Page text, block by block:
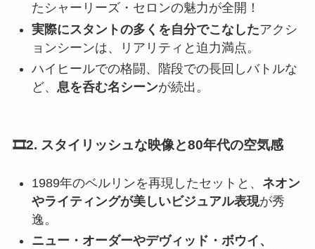
たシャーリーズ・セロンの魅力が全開！
実際にスタントの多くを自分でこなしたアクシ
ョンシーンは、リアリティと迫力満点。
ハイヒールでの格闘、階段での長回しバトルな
ど、 息を呑む名シーンが続出。
🎞2. スタイリッシュな映像と80年代の空気感
1989年のベルリンを再現したセットと、 ネオン
やライティングが美しいビジュアル表現が秀
逸。
ニュー・オーダーやデヴィッド・ボウイ、